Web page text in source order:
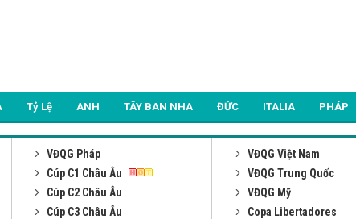
Tỷ Lệ ANH TÂY BAN NHA ĐỨC ITALIA PHÁP
VĐQG Pháp
Cúp C1 Châu Âu
Cúp C2 Châu Âu
Cúp C3 Châu Âu
VĐQG Việt Nam
VĐQG Trung Quốc
VĐQG Mỹ
Copa Libertadores